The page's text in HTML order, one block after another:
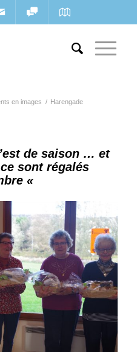
en images / Harengade
de saison … et
sont régalés
«